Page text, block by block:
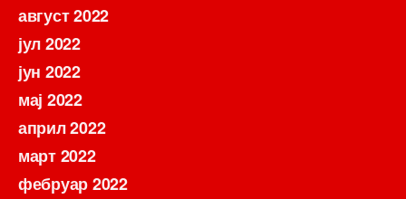
август 2022
јул 2022
јун 2022
мај 2022
април 2022
март 2022
фебруар 2022